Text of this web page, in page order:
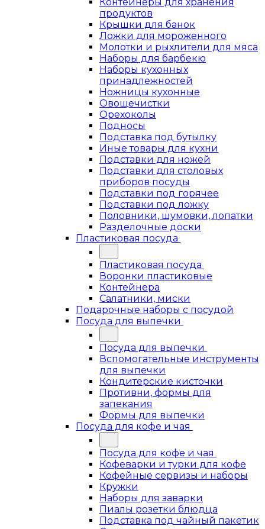
продуктов
Крышки для банок
Ложки для мороженного
Молотки и рыхлители для мяса
Наборы для барбекю
Наборы кухонных
принадлежностей
Ножницы кухонные
Овощечистки
Орехоколы
Подносы
Подставка под бутылку
Иные товары для кухни
Подставки для ножей
Подставки для столовых
приборов посуды
Подставки под горячее
Подставки под ложку
Половники, шумовки, лопатки
Разделочные доски
Пластиковая посуда
Пластиковая посуда
Воронки пластиковые
Контейнера
Салатники, миски
Подарочные наборы с посудой
Посуда для выпечки
Посуда для выпечки
Вспомогательные инструменты
для выпечки
Кондитерские кисточки
Противни, формы для
запекания
Формы для выпечки
Посуда для кофе и чая
Посуда для кофе и чая
Кофеварки и турки для кофе
Кофейные сервизы и наборы
Кружки
Наборы для заварки
Пиалы розетки блюдца
Подставка под чайный пакетик